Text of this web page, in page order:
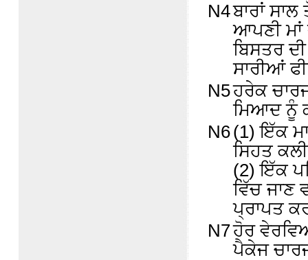
N4ਬਾਰਾਂ
ਆਪਣੀ ਮਾਂ
ਬਿਸਤਰ
ਸਾਰੀਆਂ
N5ਹਰੇਕ
ਮਿਆਦ ਨੂੰ
N6(1) ਇੱਕ
ਸਿਹਤ
(2) ਇੱਕ
ਵਿੱਚ ਜਾਣ
ਪ੍ਰਾਪਤ
N7ਹੋਰ
ਪੈਕੇਜ